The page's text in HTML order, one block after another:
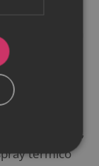
más largas
por encima
es
recto y
una plancha,
térmico